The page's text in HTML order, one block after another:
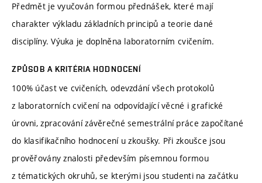
Předmět je vyučován formou přednášek, které mají
charakter výkladu základních principů a teorie dané
disciplíny. Výuka je doplněna laboratorním cvičením.
ZPŮSOB A KRITÉRIA HODNOCENÍ
100% účast ve cvičeních, odevzdání všech protokolů
z laboratorních cvičení na odpovídající věcné i grafické
úrovni, zpracování závěrečné semestrální práce započítané
do klasifikačního hodnocení u zkoušky. Při zkoušce jsou
prověřovány znalosti především písemnou formou
z tématických okruhů, se kterými jsou studenti na začátku